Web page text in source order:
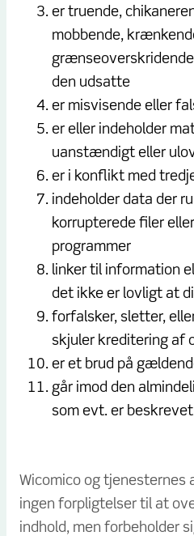
er truende,
mobbende,
den udsatte
er misvisende eller
er eller indeholder
uanstændigt eller
er i konflikt med
indeholder data der
korrupterede filer
programmer
linker til information
det ikke er lovligt at
forfalsker, sletter,
skjuler kreditering af
er et brud på
går imod den
som evt. er
Wicomico og tjenesternes
ingen forpligtelser til at
indhold, men forbeholder